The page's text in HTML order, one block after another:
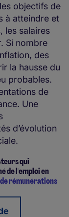
objectifs de
à atteindre et
les salaires
Si nombre
des
la hausse du
probables.
de
Une
d’évolution
qui
de l'emploi en
rémunérations